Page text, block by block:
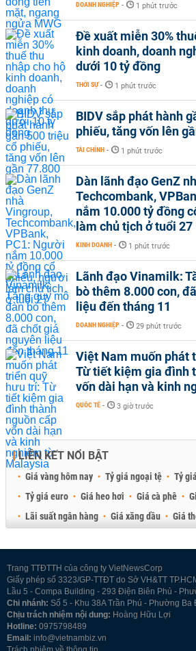
DOANH NGHIỆP - 1 phút trước
Đề xuất miễn 30%
kinh doanh, doanh
dưới 10 tỷ đồng
THỜI SỰ - 1 phút trước
BIDV sắp phát hành
phiếu, tăng vốn lên
TÀI CHÍNH - 1 phút trước
Dàn lãnh đạo GenZ
Techcombank,
nắm 10.000 tỷ đồng
làm chủ tịch ở tuổi 27
KINH DOANH - 1 phút trước
Lãnh đạo Vinamilk:
bò thêm 8.000 con,
liệu đến tháng 11
DOANH NGHIỆP - 29 phút trước
Việt Nam muốn phát
Từ tiết kiệm gia đình
vốn dài hạn và kinh
QUỐC TẾ - 3 giờ trước
LIÊN KẾT NỔI BẬT
Giá vàng hôm nay Tỷ giá ngoại tệ Tỷ
Tỷ giá euro
Giá heo hơi Giá cà phê
Lãi suất ngân hàng
Giá xăng dầu
Giá
Trang TTĐTTH của công ty VietNewsCorp
Giấy phép số 3323/GP-TTĐT do Sở VH&TT
Lầu 5 - Compa Building - 293 Điện Biên Phủ -
Chi nhánh: Số 5 - Khu 38A Trần Phú - Phường Ba
Chịu trách nhiệm nội dung: Hoàng Hữu Lợi
Hotline: 0975798489
Email: info@vietnambiz.vn